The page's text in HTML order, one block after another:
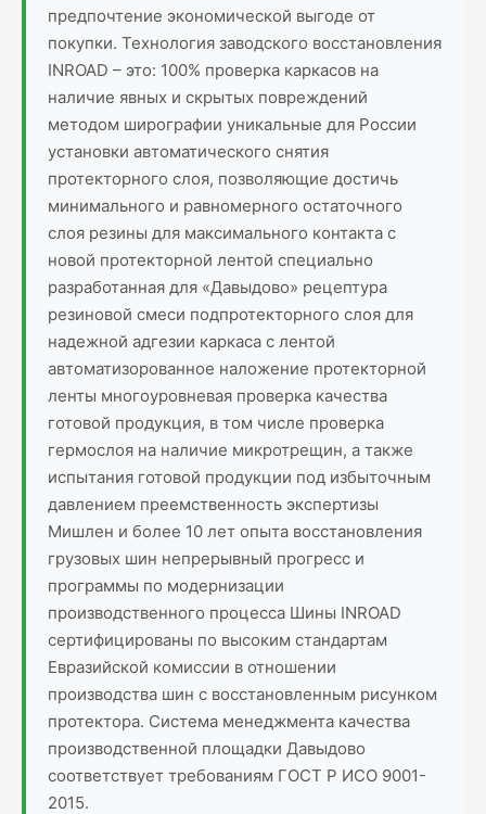
предпочтение экономической выгоде от
покупки. Технология заводского восстановления
INROAD – это: 100% проверка каркасов на
наличие явных и скрытых повреждений
методом ширографии уникальные для России
установки автоматического снятия
протекторного слоя, позволяющие достичь
минимального и равномерного остаточного
слоя резины для максимального контакта с
новой протекторной лентой специально
разработанная для «Давыдово» рецептура
резиновой смеси подпротекторного слоя для
надежной адгезии каркаса с лентой
автоматизорованное наложение протекторной
ленты многоуровневая проверка качества
готовой продукция, в том числе проверка
гермослоя на наличие микротрещин, а также
испытания готовой продукции под избыточным
давлением преемственность экспертизы
Мишлен и более 10 лет опыта восстановления
грузовых шин непрерывный прогресс и
программы по модернизации
производственного процесса Шины INROAD
сертифицированы по высоким стандартам
Евразийской комиссии в отношении
производства шин с восстановленным рисунком
протектора. Система менеджмента качества
производственной площадки Давыдово
соответствует требованиям ГОСТ Р ИСО 9001-
2015.